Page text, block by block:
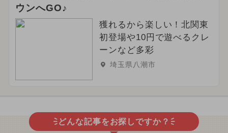
ウンへGO♪
獲れるから楽しい！北関東
初登場や10円で遊べるクレ
ーンなど多彩
埼玉県八潮市
どんな記事をお探しですか？